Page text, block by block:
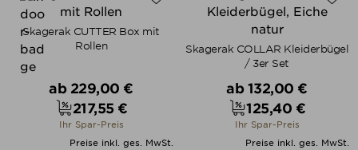
Skagerak CUTTER Box mit
Rollen
Verkaufspreis
ab 229,00 €
Preis
217,55 €
Ihr Spar-Preis
Preise inkl. ges. MwSt.
Skagerak COLLAR Kleiderbügel
/ 3er Set
Verkaufspreis
ab 132,00 €
Preis
125,40 €
Ihr Spar-Preis
Preise inkl. ges. MwSt.